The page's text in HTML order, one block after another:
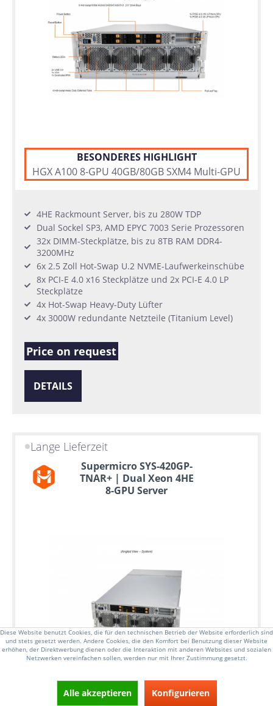
BESONDERES HIGHLIGHT
HGX A100 8-GPU 40GB/80GB SXM4 Multi-GPU
4HE Rackmount Server, bis zu 280W TDP
Dual Sockel SP3, AMD EPYC 7003 Serie Prozessoren
32x DIMM-Steckplätze, bis zu 8TB RAM DDR4-
3200MHz
6x 2.5 Zoll Hot-Swap U.2 NVME-Laufwerkeinschübe
8x PCI-E 4.0 x16 Steckplätze und 2x PCI-E 4.0 LP
Steckplätze
4x Hot-Swap Heavy-Duty Lüfter
4x 3000W redundante Netzteile (Titanium Level)
Price on request
DETAILS
Lange Lieferzeit
Supermicro SYS-420GP-
TNAR+ | Dual Xeon 4HE
8-GPU Server
Diese Website benutzt Cookies, die für den technischen Betrieb der Website erforderlich sind
und stets gesetzt werden. Andere Cookies, die den Komfort bei Benutzung dieser Website
erhöhen, der Direktwerbung dienen oder die Interaktion mit anderen Websites und sozialen
Netzwerken vereinfachen sollen, werden nur mit Ihrer Zustimmung gesetzt.
Alle akzeptieren Konfigurieren